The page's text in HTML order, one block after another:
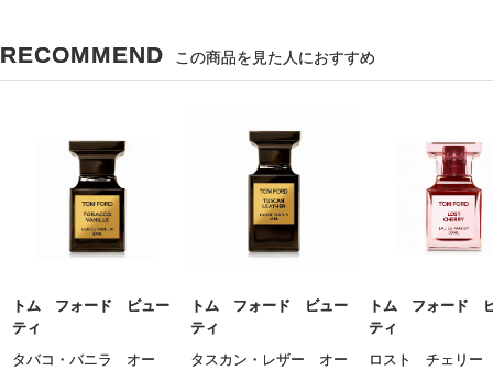
RECOMMEND この商品を見た人におすすめ
トム フォード ビュー
ティ
タバコ・バニラ オー
トム フォード ビュー
ティ
タスカン・レザー オー
トム フォード
ティ
ロスト チェリー